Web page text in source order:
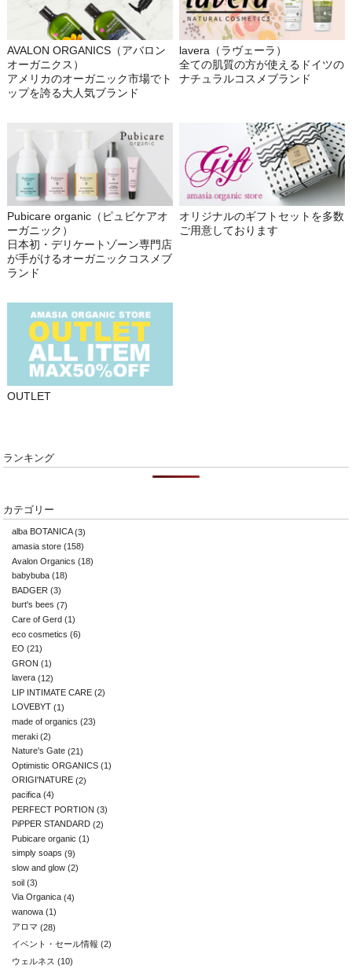
AVALON ORGANICS（アバロン
オーガニクス）
アメリカのオーガニック市場でト
ップを誇る大人気ブランド
lavera（ラヴェーラ）
全ての肌質の方が使えるドイツの
ナチュラルコスメブランド
Pubicare organic（ピュビケアオ
ーガニック）
日本初・デリケートゾーン専門店
が手がけるオーガニックコスメブ
ランド
オリジナルのギフトセットを多数
ご用意しております
OUTLET
ランキング
カテゴリー
alba BOTANICA(3)
amasia store (158)
Avalon Organics (18)
babybuba (18)
BADGER (3)
burt's bees (7)
Care of Gerd (1)
eco cosmetics (6)
EO (21)
GRON (1)
lavera (12)
LIP INTIMATE CARE (2)
LOVEBYT (1)
made of organics (23)
meraki (2)
Nature's Gate (21)
Optimistic ORGANICS (1)
ORIGI'NATURE (2)
pacifica (4)
PERFECT PORTION (3)
PiPPER STANDARD (2)
Pubicare organic (1)
simply soaps (9)
slow and glow (2)
soil (3)
Via Organica (4)
wanowa (1)
アロマ (28)
イベント・セール情報 (2)
ウェルネス (10)